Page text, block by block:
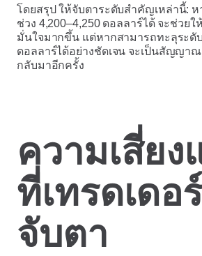
โดยสรุป ให้จับตาระดับสำคัญเหล่านี้: ห
ช่วง 4,200–4,250 ดอลลาร์ได้ จะช่วย
มั่นใจมากขึ้น แต่หากสามารถทะลุระดั
ดอลลาร์ได้อย่างชัดเจน จะเป็นสัญญา
กลับมาอีกครั้ง
ความเสี่ยง
ที่เทรดเดอ
จับตา